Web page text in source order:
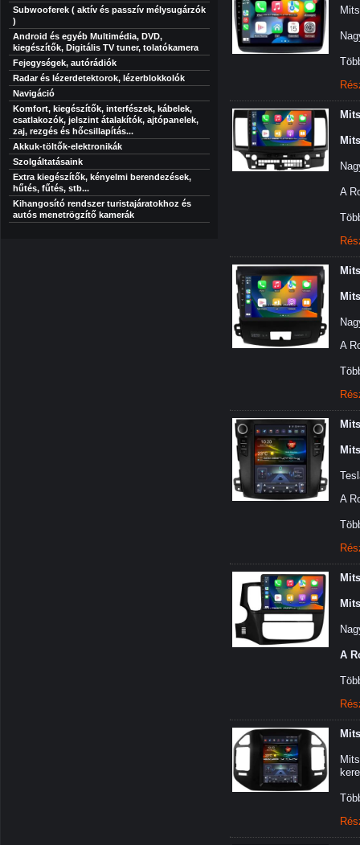
Subwooferek ( aktív és passzív mélysugárzók
)
Android és egyéb Multimédia, DVD,
kiegészítők, Digitális TV tuner, tolatókamera
Fejegységek, autórádiók
Radar és lézerdetektorok, lézerblokkolók
Navigáció
Komfort, kiegészítők, interfészek, kábelek,
csatlakozók, jelszint átalakítók, ajtópanelek,
zaj, rezgés és hőcsillapítás...
Akkuk-töltők-elektronikák
Szolgáltatásaink
Extra kiegészítők, kényelmi berendezések,
hűtés, fűtés, stb...
Kihangosító rendszer turistajáratokhoz és
autós menetrögzítő kamerák
A
A
A
A